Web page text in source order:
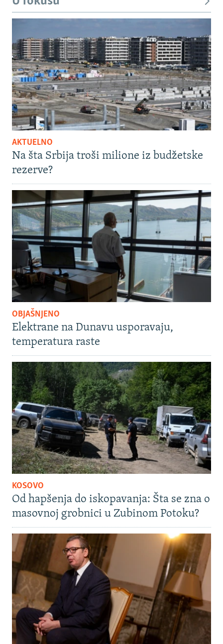
AKTUELNO
Na šta Srbija troši milione iz budžetske
rezerve?
OBJAŠNJENO
Elektrane na Dunavu usporavaju,
temperatura raste
KOSOVO
Od hapšenja do iskopavanja: Šta se zna o
masovnoj grobnici u Zubinom Potoku?